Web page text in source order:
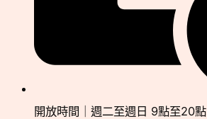
開放時間｜週二至週日 9點至20點